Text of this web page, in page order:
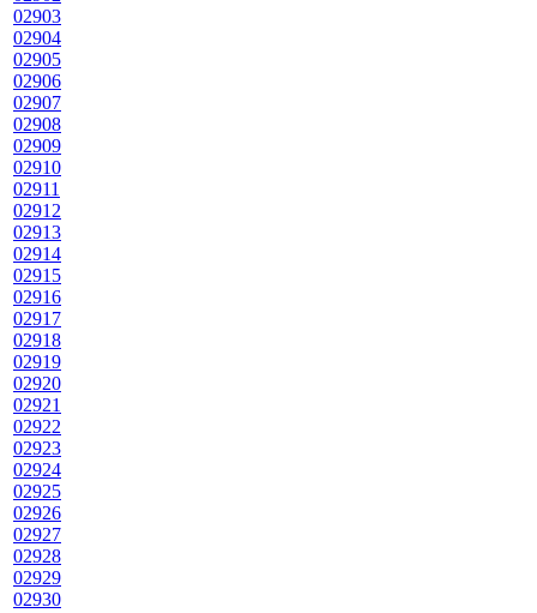
02903
02904
02905
02906
02907
02908
02909
02910
02911
02912
02913
02914
02915
02916
02917
02918
02919
02920
02921
02922
02923
02924
02925
02926
02927
02928
02929
02930